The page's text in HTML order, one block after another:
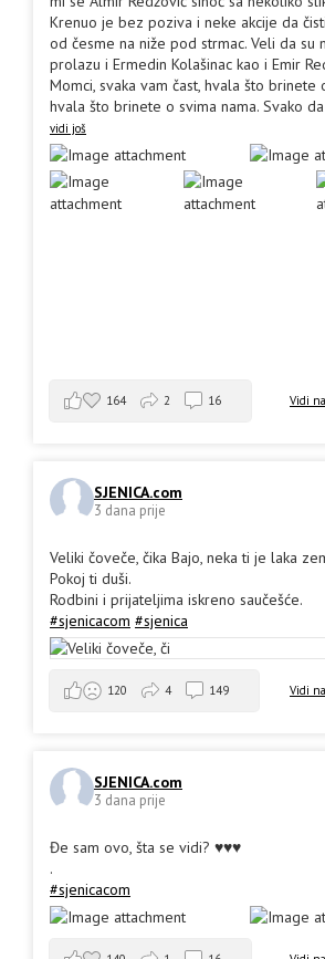
Krenuo je bez poziva i neke akcije da
od česme na niže pod strmac. Veli da su
prolazu i Ermedin Kolašinac kao i Emir
Momci, svaka vam čast, hvala što brinete
hvala što brinete o svima nama. Svako
vidi još
Vidi
164 2 16
SJENICA.com
3 dana prije
Veliki čoveče, čika Bajo, neka ti je laka
Pokoj ti duši.
Rodbini i prijateljima iskreno saučešće.
#sjenicacom #sjenica
Vidi
120 4 149
SJENICA.com
3 dana prije
Đe sam ovo, šta se vidi? ♥️♥️♥️
.
#sjenicacom